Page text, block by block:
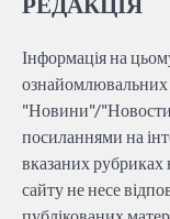
Інформація на
ознайомлювальних
"Новини"/"Новости"
посиланнями на
вказаних рубриках
сайту не несе